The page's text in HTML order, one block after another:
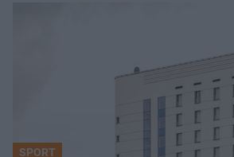
SPORT